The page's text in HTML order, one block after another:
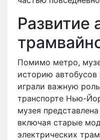
Развитие
Помимо метро,
историю
играли важную
транспорте Нью-
музея
включая старые
электрических